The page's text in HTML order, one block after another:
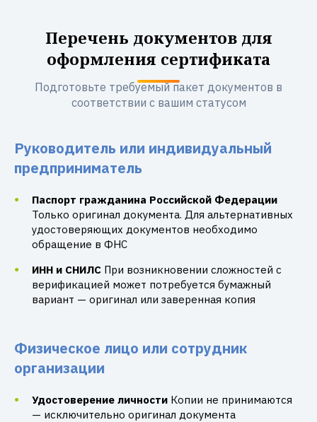
Перечень документов для
оформления сертификата
Подготовьте требуемый пакет документов в
соответствии с вашим статусом
Руководитель или индивидуальный
предприниматель
Паспорт гражданина Российской Федерации
Только оригинал документа. Для альтернативных
удостоверяющих документов необходимо
обращение в ФНС
ИНН и СНИЛС При возникновении сложностей с
верификацией может потребуется бумажный
вариант — оригинал или заверенная копия
Физическое лицо или сотрудник
организации
Удостоверение личности Копии не принимаются
— исключительно оригинал документа